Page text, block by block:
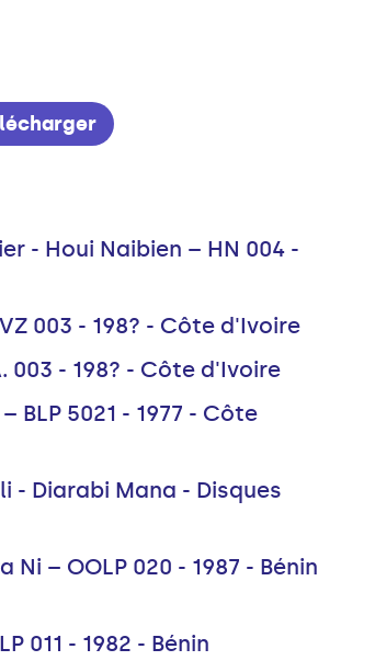
- Houi Naibien – HN 004 -
003 - 198? - Côte d'Ivoire
003 - 198? - Côte d'Ivoire
BLP 5021 - 1977 - Côte
- Diarabi Mana - Disques
– OOLP 020 - 1987 - Bénin
011 - 1982 - Bénin